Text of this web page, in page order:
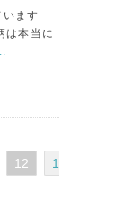
います
本当に
12
1